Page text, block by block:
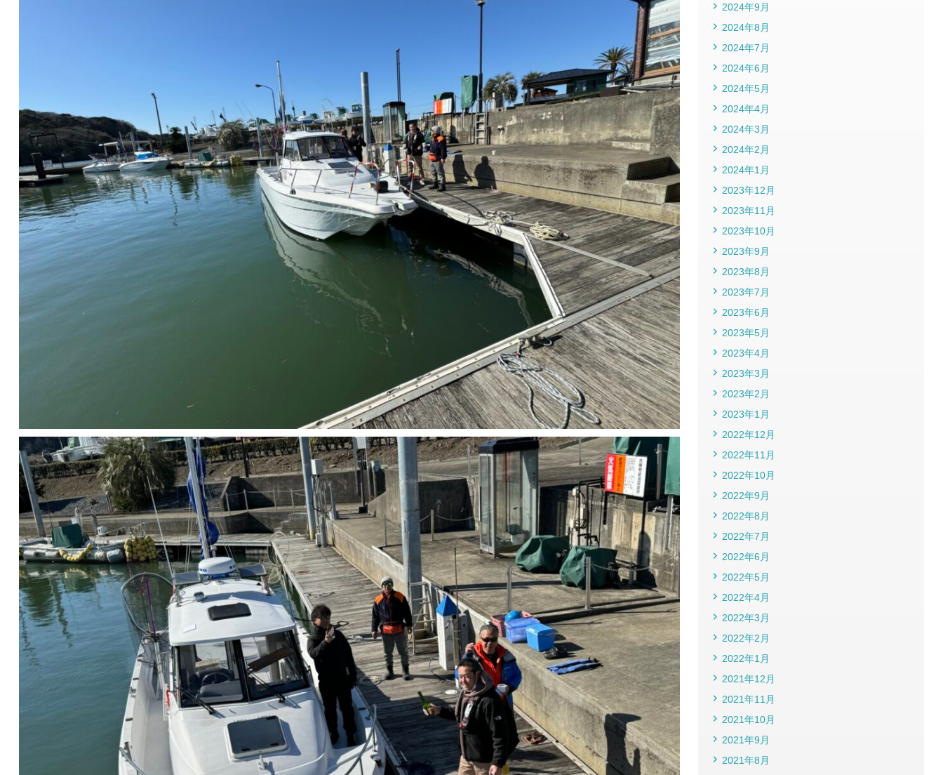
2024年9月
2024年8月
2024年7月
2024年6月
2024年5月
2024年4月
2024年3月
2024年2月
2024年1月
2023年12月
2023年11月
2023年10月
2023年9月
2023年8月
2023年7月
2023年6月
2023年5月
2023年4月
2023年3月
2023年2月
2023年1月
2022年12月
2022年11月
2022年10月
2022年9月
2022年8月
2022年7月
2022年6月
2022年5月
2022年4月
2022年3月
2022年2月
2022年1月
2021年12月
2021年11月
2021年10月
2021年9月
2021年8月